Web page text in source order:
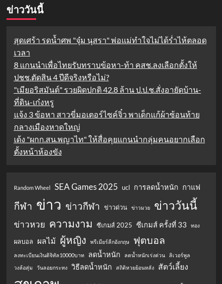
ข่าววันนี้
สุดเศร้า รดน้ำศพ "จุ๋ม นุสรา" พ่อแม่ทำใจไม่ได้ร่ำไห้ตลอด
เวลา
8 แกนนำเพื่อไทยรับทราบข้อหา-ท้า คสช.ลงเลือกตั้งให้
ปชช.ตัดสิน 4 ปีดีจริงหรือไม่?
"เมียอริสมันต์" รวยผิดปกติ 42.8 ล้าน ป.ป.ช.สั่งอายัดบ้าน-
ที่ดิน-เก๋งหรู
แจ้ง 3 ข้อหา สาวขี่มอเตอร์ไซค์จิ๋ว พาเด็กแก้ผ้าซ้อนท้าย
กลางเมืองหาดใหญ่
เด้ง "ผกก.สน.พญาไท" ให้สื่อคุยแกนนำกลุ่มคนอยากเลือก
ตั้งหน้าห้องขัง
Random Wheel SEA Games 2025 ucl การลดน้ำหนัก กาแฟ
กีฬา ข่าว ข่าวกีฬา ข่าวด่วน ข่าวมวย ข่าววันนี้
ข่าวหวย ความงาม ซีเกมส์ 2025 ซีเกมส์ ครั้งที่ 33 ทอง
ผลบอล ผลไม้ ผู้หญิง พรีเมียร์ลีกอังกฤษ ฟุตบอล
ลงทะเบียนเงินดิจิทัล10000บาท ลดน้ำหนัก ลดน้ำหนักเร่งด่วน
ลิเวอร์พูล
วงล้อสุ่ม
วันลอยกระทง วิธีลดน้ำหนัก สถิติหวยย้อนหลัง สัตว์เลี้ยง